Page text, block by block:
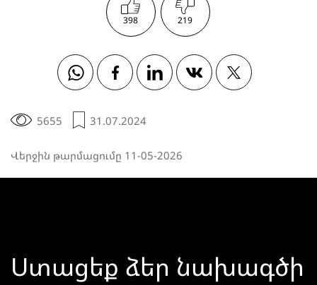
398 219
Whatsapp FacebookLinkedin VkontakteTwitter
5655 31.07.2024
Վերջին թարմացումը 11-05-2026
Ստացեք ձեր նախագծի